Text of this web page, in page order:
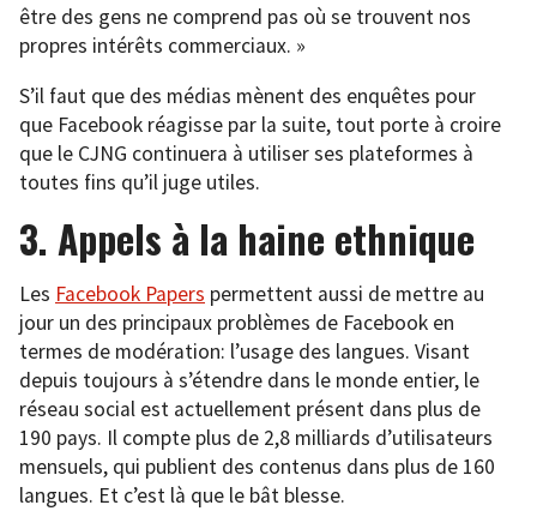
être des gens ne comprend pas où se trouvent nos
propres intérêts commerciaux. »
S’il faut que des médias mènent des enquêtes pour
que Facebook réagisse par la suite, tout porte à croire
que le CJNG continuera à utiliser ses plateformes à
toutes fins qu’il juge utiles.
3. Appels à la haine ethnique
Les Facebook Papers permettent aussi de mettre au
jour un des principaux problèmes de Facebook en
termes de modération: l’usage des langues. Visant
depuis toujours à s’étendre dans le monde entier, le
réseau social est actuellement présent dans plus de
190 pays. Il compte plus de 2,8 milliards d’utilisateurs
mensuels, qui publient des contenus dans plus de 160
langues. Et c’est là que le bât blesse.